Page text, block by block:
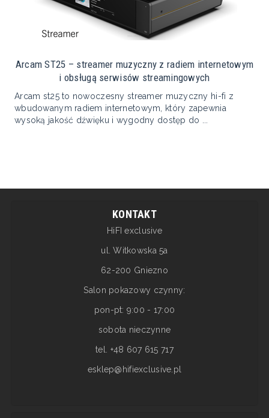
Arcam ST25 – streamer muzyczny z radiem internetowym
i obsługą serwisów streamingowych
Arcam st25 to nowoczesny streamer muzyczny hi-fi z
wbudowanym radiem internetowym, który zapewnia
wysoką jakość dźwięku i wygodny dostęp do ...
KONTAKT
HiFI exclusive
ul. Witkowska 5a
62-200 Gniezno
Salon pokazowy czynny:
pon-pt: 9:00 - 17:00
sobota nieczynne
tel. +48 607 615 717
esklep@hifiexclusive.pl